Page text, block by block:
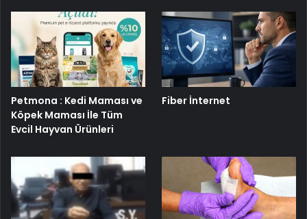
Petmona : Kedi Maması ve
Köpek Maması İle Tüm
Evcil Hayvan Ürünleri
Fiber İnternet